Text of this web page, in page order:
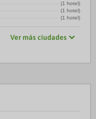
(1 hotel)
(1 hotel)
(1 hotel)
Ver más ciudades